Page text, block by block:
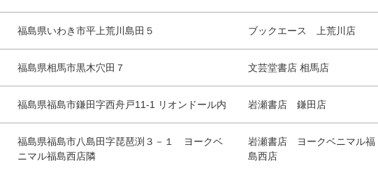
福島県いわき市平上荒川島田５ ブックエース 上荒川店
福島県相馬市黒木穴田７ 文芸堂書店 相馬店
福島県福島市鎌田字西舟戸11-1 リオンドール内 岩瀬書店 鎌田店
福島県福島市八島田字琵琶渕３－１ ヨークベ
ニマル福島西店隣
岩瀬書店 ヨークベニマル福
島西店